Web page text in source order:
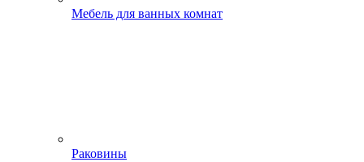
Мебель для ванных комнат
Раковины